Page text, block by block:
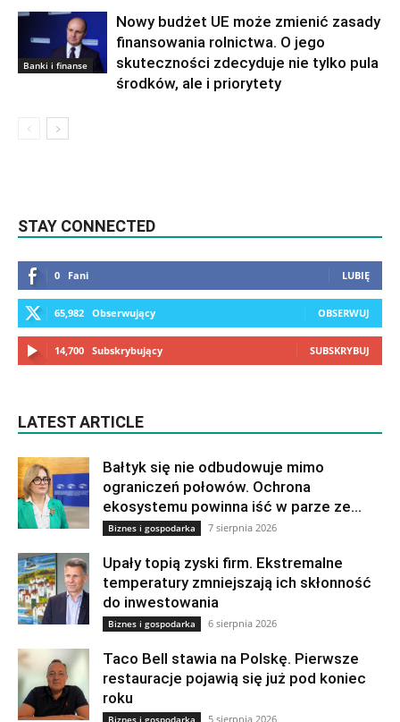
Banki i finanse
Nowy budżet UE może zmienić zasady
finansowania rolnictwa. O jego
skuteczności zdecyduje nie tylko pula
środków, ale i priorytety
STAY CONNECTED
0 Fani LUBIĘ
65,982 Obserwujący OBSERWUJ
14,700 Subskrybujący SUBSKRYBUJ
LATEST ARTICLE
Bałtyk się nie odbudowuje mimo
ograniczeń połowów. Ochrona
ekosystemu powinna iść w parze ze...
Biznes i gospodarka 7 sierpnia 2026
Upały topią zyski firm. Ekstremalne
temperatury zmniejszają ich skłonność
do inwestowania
Biznes i gospodarka 6 sierpnia 2026
Taco Bell stawia na Polskę. Pierwsze
restauracje pojawią się już pod koniec
roku
Biznes i gospodarka 5 sierpnia 2026